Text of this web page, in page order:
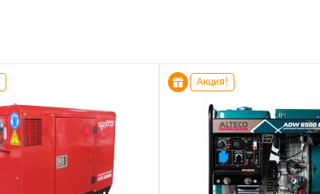
Акция!